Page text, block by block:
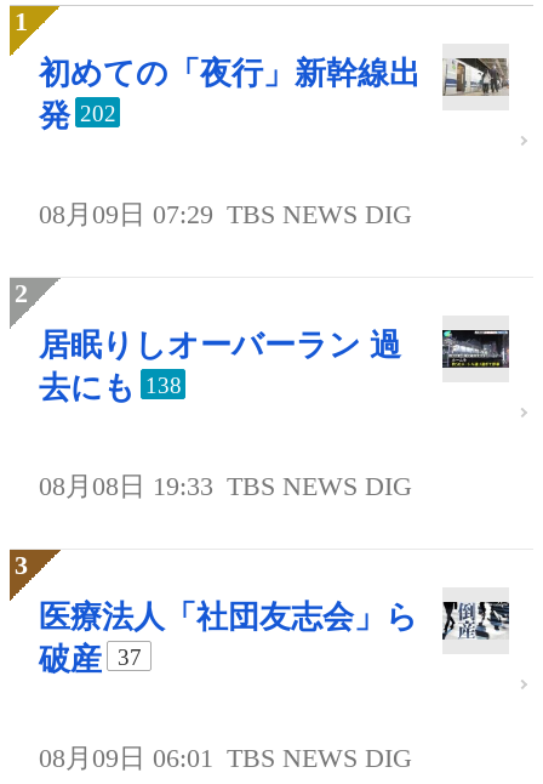
初めての「夜行」新幹線出
発 202
08月09日 07:29 TBS NEWS DIG
居眠りしオーバーラン 過
去にも
138
08月08日 19:33 TBS NEWS DIG
医療法人「社団友志会」ら
破産
37
08月09日 06:01 TBS NEWS DIG